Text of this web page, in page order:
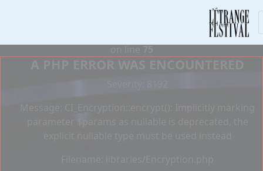
: Constant E_STRICT is deprecated in
/homepages/13/d456025738/htdocs/